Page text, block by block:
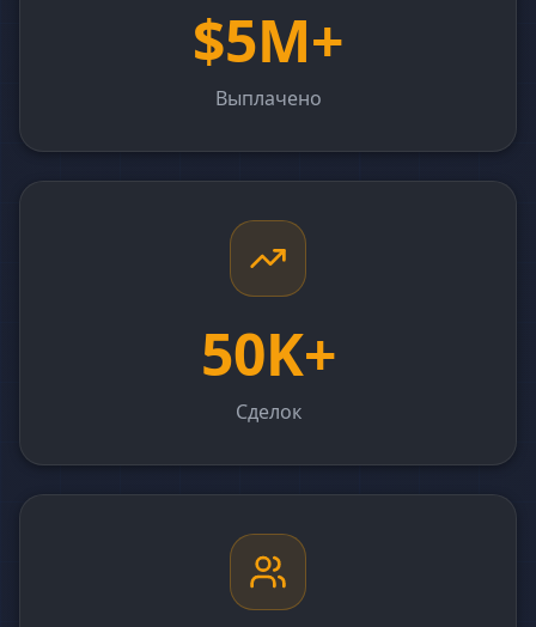
$5M+
Выплачено
50K+
Сделок